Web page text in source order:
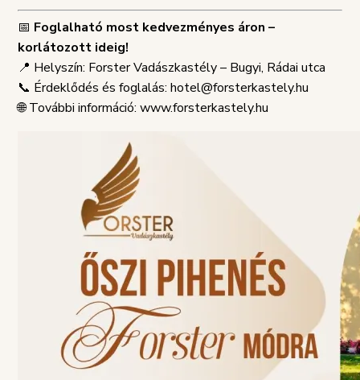
📅 Foglalható most kedvezményes áron –
korlátozott ideig!
📍 Helyszín: Forster Vadászkastély – Bugyi, Rádai utca
📞 Érdeklődés és foglalás: hotel@forsterkastely.hu
🌐 További információ: www.forsterkastely.hu